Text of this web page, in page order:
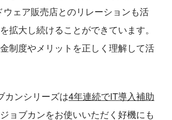
ェア販売店とのリレーションも活
大し続けることができています。
制度やメリットを正しく理解して活
カンシリーズは4年連続でIT導入補助
ョブカンをお使いいただく好機にも